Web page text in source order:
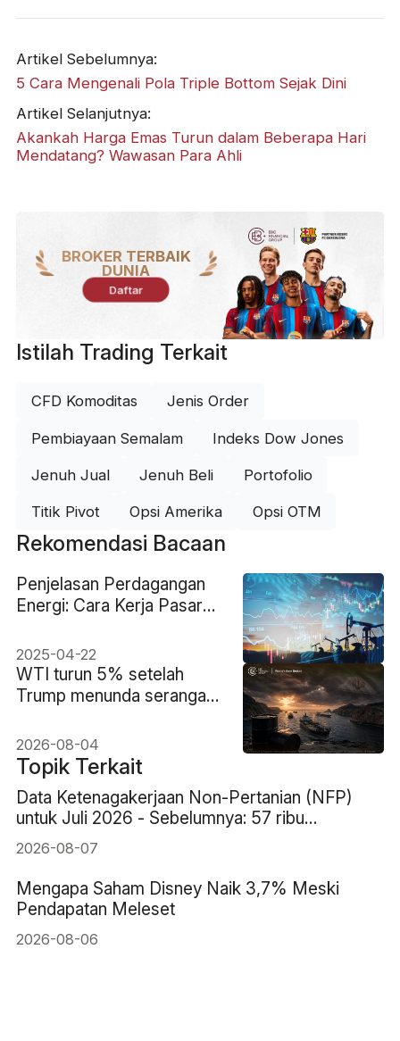
Artikel Sebelumnya:
5 Cara Mengenali Pola Triple Bottom Sejak Dini
Artikel Selanjutnya:
Akankah Harga Emas Turun dalam Beberapa Hari
Mendatang? Wawasan Para Ahli
BROKER TERBAIK
DUNIA
Daftar
Istilah Trading Terkait
CFD Komoditas Jenis Order
Pembiayaan Semalam Indeks Dow Jones
Jenuh Jual Jenuh Beli Portofolio
Titik Pivot Opsi Amerika Opsi OTM
Rekomendasi Bacaan
Penjelasan Perdagangan
Energi: Cara Kerja Pasar
2025-04-22
WTI turun 5% setelah
Trump menunda serangan
aksi jual Hormuz
bertahan?
2026-08-04
Topik Terkait
Data Ketenagakerjaan Non-Pertanian (NFP)
untuk Juli 2026 - Sebelumnya: 57 ribu
Perkiraan: 83 ribu
2026-08-07
Mengapa Saham Disney Naik 3,7% Meski
Pendapatan Meleset
2026-08-06